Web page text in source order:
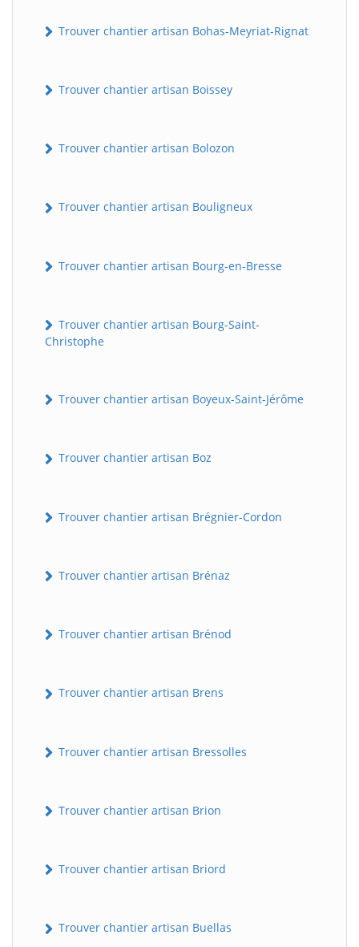
Trouver chantier artisan Bohas-Meyriat-Rignat
Trouver chantier artisan Boissey
Trouver chantier artisan Bolozon
Trouver chantier artisan Bouligneux
Trouver chantier artisan Bourg-en-Bresse
Trouver chantier artisan Bourg-Saint-
Christophe
Trouver chantier artisan Boyeux-Saint-Jérôme
Trouver chantier artisan Boz
Trouver chantier artisan Brégnier-Cordon
Trouver chantier artisan Brénaz
Trouver chantier artisan Brénod
Trouver chantier artisan Brens
Trouver chantier artisan Bressolles
Trouver chantier artisan Brion
Trouver chantier artisan Briord
Trouver chantier artisan Buellas